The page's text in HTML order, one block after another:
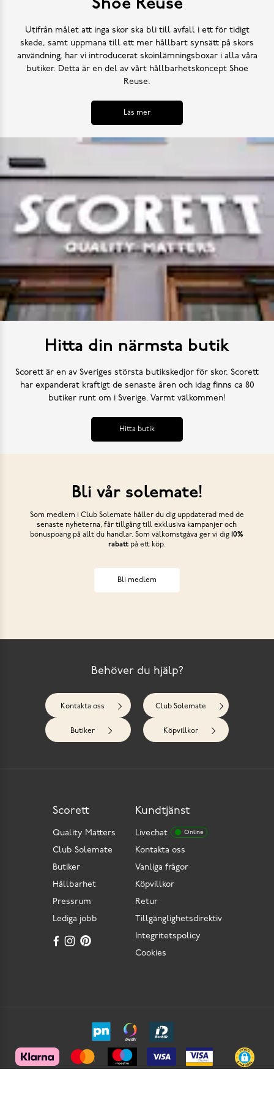
Shoe Reuse
Utifrån målet att inga skor ska bli till avfall i ett för tidigt
skede, samt uppmana till ett mer hållbart synsätt på skors
användning, har vi introducerat skoinlämningsboxar i alla våra
butiker. Detta är en del av vårt hållbarhetskoncept Shoe
Reuse.
Läs mer
Hitta din närmsta butik
Scorett är en av Sveriges största butikskedjor för skor. Scorett
har expanderat kraftigt de senaste åren och idag finns ca 80
butiker runt om i Sverige. Varmt välkommen!
Hitta butik
Bli vår solemate!
Som medlem i Club Solemate håller du dig uppdaterad med de
senaste nyheterna, får tillgång till exklusiva kampanjer och
bonuspoäng på allt du handlar. Som välkomstgåva ger vi dig 10%
rabattpå ett köp.
Bli medlem
Behöver du hjälp?
Kontakta oss Club Solemate
Butiker Köpvillkor
Kundtjänst
Livechat Online
Kontakta oss
Vanliga frågor
Köpvillkor
Retur
Tillgänglighetsdirektiv
Integritetspolicy
Cookies
Scorett
Quality Matters
Club Solemate
Butiker
Hållbarhet
Pressrum
Lediga jobb